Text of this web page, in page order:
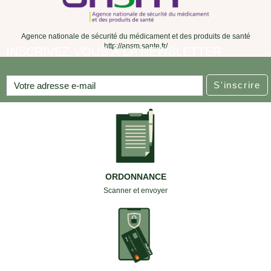
Agence nationale de sécurité du médicament et des produits de santé
http://ansm.sante.fr/
INSCRIVEZ-VOUS À LA NEWSLETTER
S'inscrire
ORDONNANCE
Scanner et envoyer